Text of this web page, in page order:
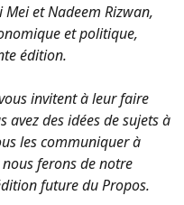
et Nadeem Rizwan,
et politique,
édition.
invitent à leur faire
avez des idées de sujets à
les communiquer à
ferons de notre
future du Propos.